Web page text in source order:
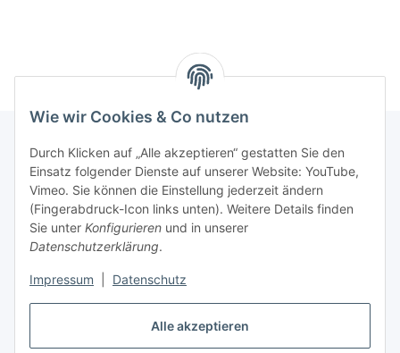
Alle akzeptieren
Wie wir Cookies & Co nutzen
Durch Klicken auf „Alle akzeptieren“ gestatten Sie den
Einsatz folgender Dienste auf unserer Website: YouTube,
Vimeo. Sie können die Einstellung jederzeit ändern
(Fingerabdruck-Icon links unten). Weitere Details finden
Sie unter Konfigurieren und in unserer
Datenschutzerklärung.
Impressum Datenschutz
Informationen
Gesetzliche Informationen